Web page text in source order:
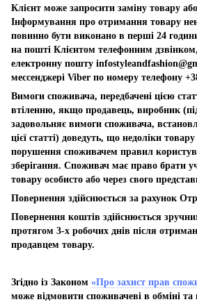
Клієнт може запросити заміну товару
Інформування про отримання товару
повинно бути виконано в перші 24
на пошті Клієнтом телефонним
електронну пошту
мессенджері Viber по номеру телефону
Вимоги споживача, передбачені цією
втіленню, якщо продавець, виробник
задовольняє вимоги споживача,
цієї статті) доведуть, що недоліки
порушення споживачем правил
зберігання. Споживач має право брати
товару особисто або через свого
Повернення здійснюється за рахунок
Повернення коштів здійснюється
протягом 3-х робочих днів після
продавцем товару.
Згідно із Законом «Про захист прав
може відмовити споживачеві в обміні та